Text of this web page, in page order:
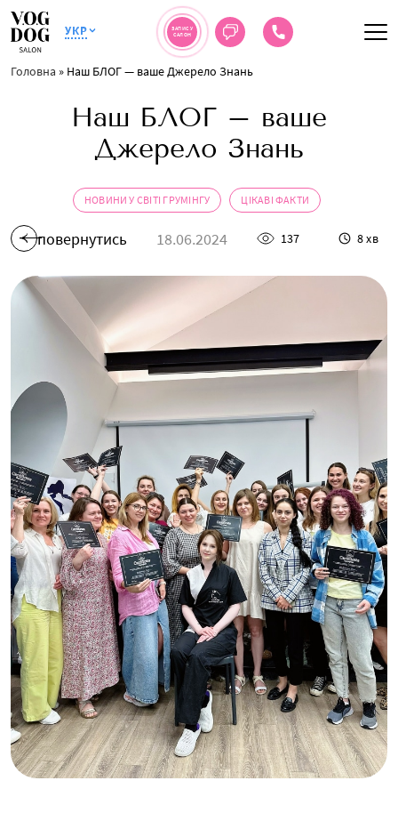
УКР
ЗАПИС У
САЛОН
Головна » Наш БЛОГ — ваше Джерело Знань
Наш БЛОГ – ваше
Джерело Знань
НОВИНИ У СВІТІ ГРУМІНГУ ЦІКАВІ ФАКТИ
повернутись 18.06.2024 137 8 хв